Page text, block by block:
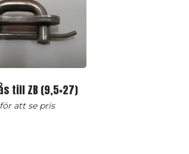
till ZB (9,5×27)
att se pris